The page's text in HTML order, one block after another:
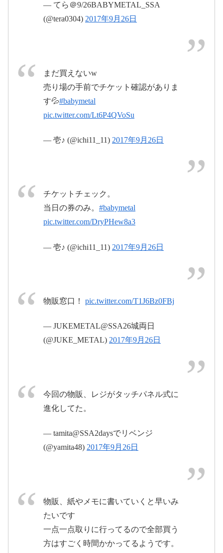
#BABYMETAL
年9月26日
#BABYMETAL #SSA
#BABYMETAL
2017年9月26日
たまスーパーアリーナ
pic.twitter.com/aOarRmzaiG
2017年9月26日
年9月26日
2017年9月26日
#BABYMETAL #巨大キツネ祭り
#BABYMETAL
キツネ祭り
2017年9月27日
— てら＠9/26BABYMETAL_SSA
(@tera0304) 2017年9月26日
まだ買えないw
売り場の手前でチケット確認がありま
す💦#babymetal
pic.twitter.com/Lt6P4QVoSu
— 壱♪ (@ichi11_11) 2017年9月26日
チケットチェック。
当日の券のみ。 #babymetal
pic.twitter.com/DryPHew8a3
— 壱♪ (@ichi11_11) 2017年9月26日
物販窓口！ pic.twitter.com/T1J6Bz0FBj
— JUKEMETAL@SSA26城両日
(@JUKE_METAL) 2017年9月26日
今回の物販、レジがタッチパネル式に
進化してた。
— tamita@SSA2daysでリベンジ
(@yamita48) 2017年9月26日
物販、紙やメモに書いていくと早いみ
たいです
一点一点取りに行ってるので全部買う
方はすごく時間かかってるようです。